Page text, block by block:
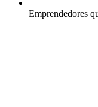
Emprendedores